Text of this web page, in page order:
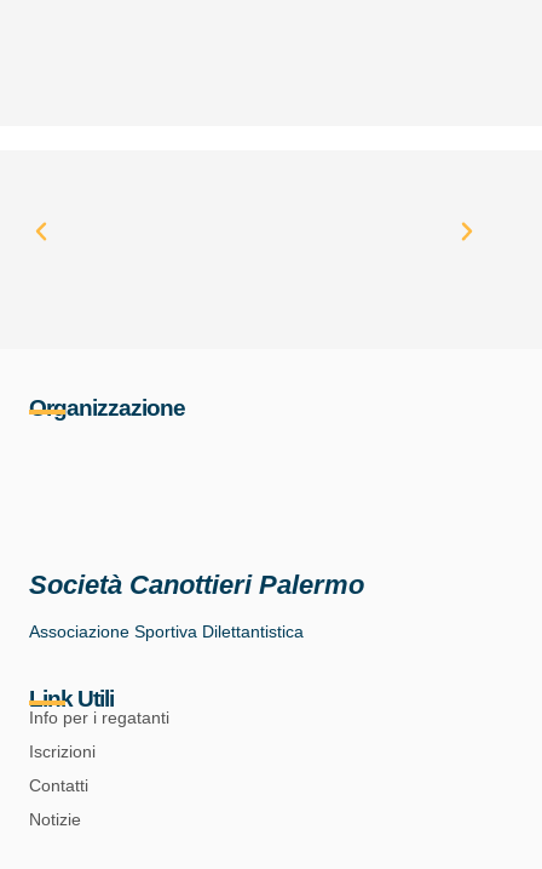
Organizzazione
Società Canottieri Palermo
Associazione Sportiva Dilettantistica
Link Utili
Info per i regatanti
Iscrizioni
Contatti
Notizie